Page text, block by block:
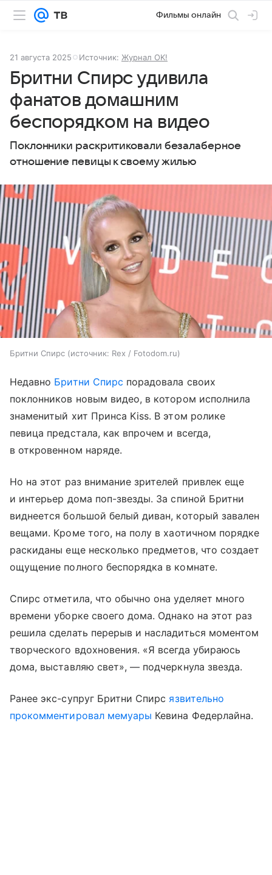
Фильмы онлайн
21 августа 2025 Источник: Журнал OK!
Бритни Спирс удивила
фанатов домашним
беспорядком на видео
Поклонники раскритиковали безалаберное
отношение певицы к своему жилью
Бритни Спирс источник: Rex / Fotodom.ru
Недавно Бритни Спирс порадовала своих
поклонников новым видео, в котором исполнила
знаменитый хит Принса Kiss. В этом ролике
певица предстала, как впрочем и всегда,
в откровенном наряде.
Но на этот раз внимание зрителей привлек еще
и интерьер дома поп-звезды. За спиной Бритни
виднеется большой белый диван, который завален
вещами. Кроме того, на полу в хаотичном порядке
раскиданы еще несколько предметов, что создает
ощущение полного беспорядка в комнате.
Спирс отметила, что обычно она уделяет много
времени уборке своего дома. Однако на этот раз
решила сделать перерыв и насладиться моментом
творческого вдохновения. «Я всегда убираюсь
дома, выставляю свет», — подчеркнула звезда.
Ранее экс-супруг Бритни Спирсязвительно
прокомментировал мемуары Кевина Федерлайна.